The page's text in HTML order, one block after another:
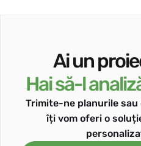
Ai un
Hai să-l
Trimite-ne planurile
îți vom oferi o